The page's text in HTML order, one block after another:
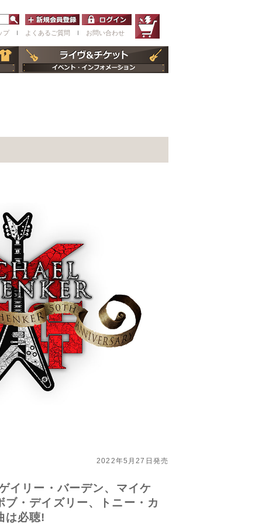
プ ｌ よくあるご質問 ｌ お問い合わせ
2022年5月27日発売
イリー・バーデン、マイケ
・デイズリー、トニー・カ
は必聴!